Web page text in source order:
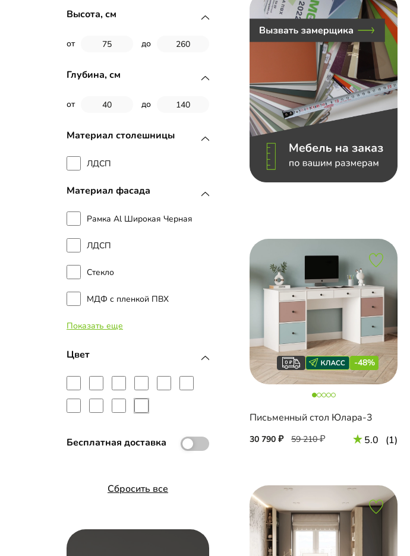
Высота, см
от до
Глубина, см
от до
Материал столешницы
ЛДСП
Материал фасада
Рамка Al Широкая Черная
ЛДСП
Стекло
МДФ с пленкой ПВХ
МДФ с эмалью
Рамка МДФ
Стекло с пленкой Oracal
Показать еще
Цвет
Бесплатная доставка
Сбросить все
-48%
Письменный стол Юлара-3
30 790 59 210 5.0 (1)